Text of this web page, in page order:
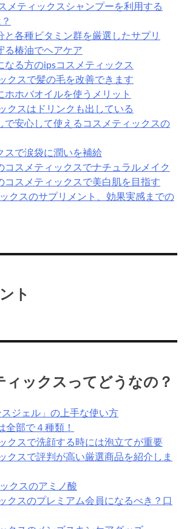
ス
薄
ケ
ア
メティックスシャンプーを利用する
と各種ビタミン群を厳選したサプリ
る椿油でヘアケア
なる方のipsコスメティックス
クスで髪の毛を改善できます
ホホバオイルを使うメリット
クスはドリンクも出している
で安心して使えるコスメティックスの
スで涙袋に潤いを補給
コスメティックスでナチュラルメイク
コスメティックスで美白肌を目指す
クスのサプリメント、効果実感までの
ト
ィックスってどうなの？
スジェル」の上手な使い方
全部で４種類！
クスで洗顔する時には泡立てが重要
クスで評判が高い厳選商品を紹介しま
クスのアミノ酸
クスのプレミアム会員になるべき？口